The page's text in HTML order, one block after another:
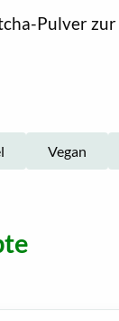
Pulver
Vegan